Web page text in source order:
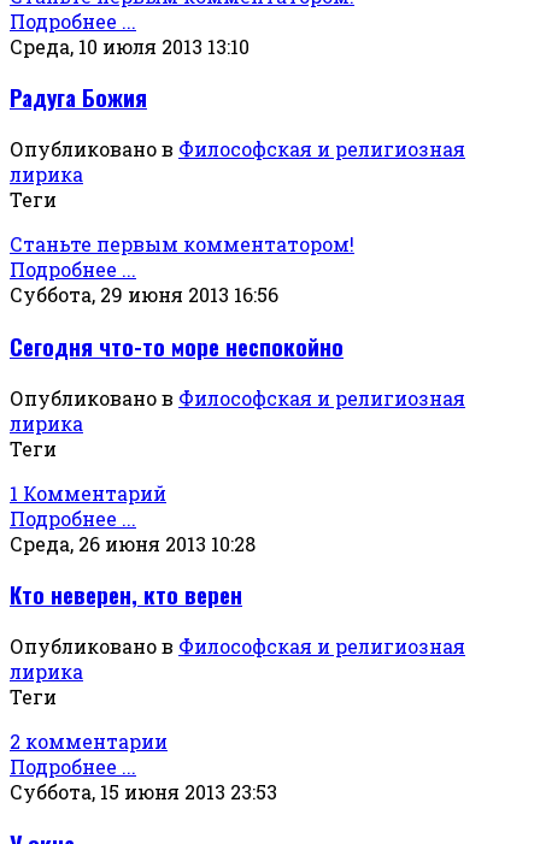
Подробнее ...
Среда, 10 июля 2013 13:10
Радуга Божия
Опубликовано в Философская и религиозная
лирика
Теги
Станьте первым комментатором!
Подробнее ...
Суббота, 29 июня 2013 16:56
Сегодня что-то море неспокойно
Опубликовано в Философская и религиозная
лирика
Теги
1 Комментарий
Подробнее ...
Среда, 26 июня 2013 10:28
Кто неверен, кто верен
Опубликовано в Философская и религиозная
лирика
Теги
2 комментарии
Подробнее ...
Суббота, 15 июня 2013 23:53